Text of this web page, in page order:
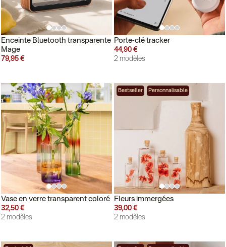
Enceinte Bluetooth transparente
Mage
79,95 €
Porte-clé tracker
44,90 €
2 modèles
Vase en verre transparent coloré
32,50 €
2 modèles
Bestseller Personnalisable
Fleurs immergées
39,00 €
2 modèles